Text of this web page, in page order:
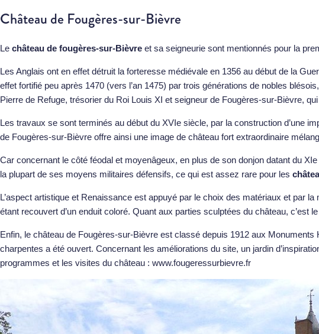
Château de Fougères-sur-Bièvre
Le château de fougères-sur-Bièvre et sa seigneurie sont mentionnés pour la
Les Anglais ont en effet détruit la forteresse médiévale en 1356 au début de la
effet fortifié peu après 1470 (vers l’an 1475) par trois générations de nobles
Pierre de Refuge, trésorier du Roi Louis XI et seigneur de Fougères-sur-Bièvre,
Les travaux se sont terminés au début du XVIe siècle, par la construction d’une
de Fougères-sur-Bièvre offre ainsi une image de château fort extraordinaire
Car concernant le côté féodal et moyenâgeux, en plus de son donjon datant du
la plupart de ses moyens militaires défensifs, ce qui est assez rare pour les
L’aspect artistique et Renaissance est appuyé par le choix des matériaux et par
étant recouvert d’un enduit coloré. Quant aux parties sculptées du château, c’est
Enfin, le château de Fougères-sur-Bièvre est classé depuis 1912 aux
charpentes a été ouvert. Concernant les améliorations du site, un jardin
programmes et les visites du château : www.fougeressurbievre.fr